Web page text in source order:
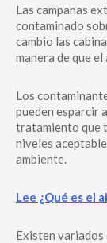
Las campanas
contaminado
cambio las
manera de que
Los
pueden esparcir
tratamiento que
niveles
ambiente.
Lee ¿Qué es el
Existen variados